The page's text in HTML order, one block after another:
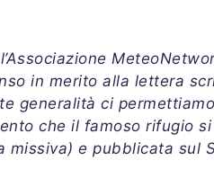
in merito alla lettera
generalità ci
che il famoso rifugio
missiva) e pubblicata sul